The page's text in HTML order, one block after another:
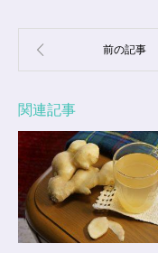
関連記事